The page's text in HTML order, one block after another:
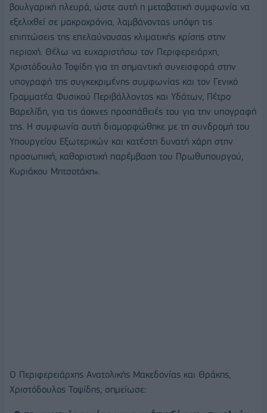
βουλγαρική πλευρά, ώστε αυτή η μεταβατική συμφωνία να
εξελιχθεί σε μακροχρόνια, λαμβάνοντας υπόψη τις
επιπτώσεις της επελαύνουσας κλιματικής κρίσης στην
περιοχή. Θέλω να ευχαριστήσω τον Περιφερειάρχη,
Χριστόδουλο Τοψίδη για τη σημαντική συνεισφορά στην
υπογραφή της συγκεκριμένης συμφωνίας και τον Γενικό
Γραμματέα Φυσικού Περιβάλλοντος και Υδάτων, Πέτρο
Βαρελίδη, για τις άοκνες προσπάθειές του για την υπογραφή
της. Η συμφωνία αυτή διαμορφώθηκε με τη συνδρομή του
Υπουργείου Εξωτερικών και κατέστη δυνατή χάρη στην
προσωπική, καθοριστική παρέμβαση του Πρωθυπουργού,
Κυριάκου Μητσοτάκη».
Ο Περιφερειάρχης Ανατολικής Μακεδονίας και Θράκης,
Χριστόδουλος Τοψίδης, σημείωσε: